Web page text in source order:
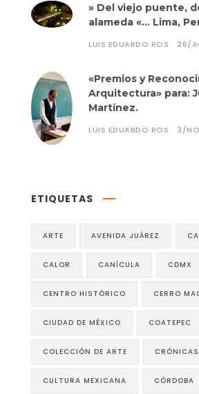
» Del viejo puente,
alameda «… Lima,
LUIS EDUARDO ROS 26/
«Premios y
Arquitectura» para:
Martínez.
LUIS EDUARDO ROS 3/
ETIQUETAS
ARTE AVENIDA JUÁREZ
CALOR CANÍCULA CDMX
CENTRO HISTÓRICO CERRO
CIUDAD DE MÉXICO COATEPEC
COLECCIÓN DE ARTE CRÓNICAS
CULTURA MEXICANA CÓRDOBA